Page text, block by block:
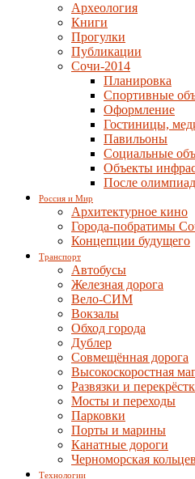
Археология
Книги
Прогулки
Публикации
Сочи-2014
Планировка
Спортивные
Оформление
Гостиницы,
Павильоны
Социальные
Объекты
После
Россия и Мир
Архитектурное кино
Города-побратимы
Концепции будущего
Транспорт
Автобусы
Железная дорога
Вело-СИМ
Вокзалы
Обход города
Дублер
Совмещённая дорога
Высокоскоростная
Развязки и
Мосты и переходы
Парковки
Порты и марины
Канатные дороги
Черноморская
Технологии